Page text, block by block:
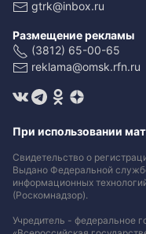
gtrk@inbox.ru
Размещение рекламы
(3812) 65-00-65
reklama@omsk.rfn.ru
При использовании
Свидетельство о
Выдано Федеральной
информационных
(Роскомнадзор).
Учредитель - федеральное